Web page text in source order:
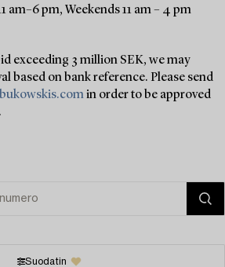
am–6 pm, Weekends 11 am – 4 pm
exceeding 3 million SEK, we may
based on bank reference. Please send
in order to be approved
Suodatin